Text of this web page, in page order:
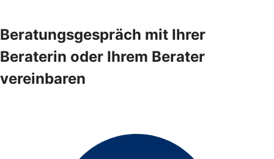
Beratungsgespräch mit Ihrer
Beraterin oder Ihrem Berater
vereinbaren